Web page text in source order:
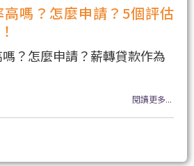
嗎？怎麼申請？5個評估
？怎麼申請？薪轉貸款作為
閱讀更多...